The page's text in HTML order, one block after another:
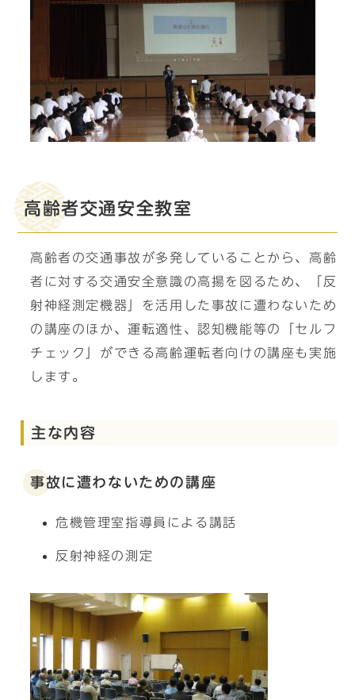
高齢者交通安全教室
高齢者の交通事故が多発していることから、高齢
者に対する交通安全意識の高揚を図るため、「反
射神経測定機器」を活用した事故に遭わないため
の講座のほか、運転適性、認知機能等の「セルフ
チェック」ができる高齢運転者向けの講座も実施
します。
主な内容
事故に遭わないための講座
危機管理室指導員による講話
反射神経の測定